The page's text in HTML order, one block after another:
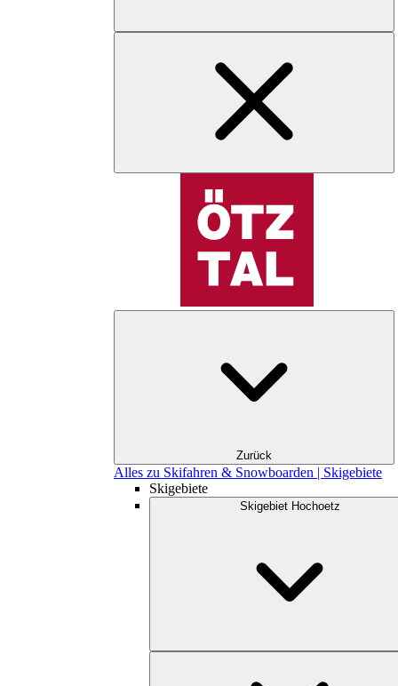
Zurück
Alles zu Skifahren & Snowboarden | Skigebiete
Skigebiete
Skigebiet Hochoetz